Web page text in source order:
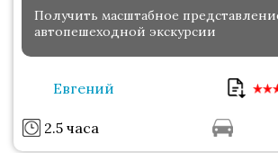
Получить масштабное
автопешеходной экскурсии
Евгений
2.5 часа